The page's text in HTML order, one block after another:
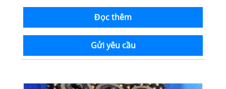
Đọc thêm
Gửi yêu cầu